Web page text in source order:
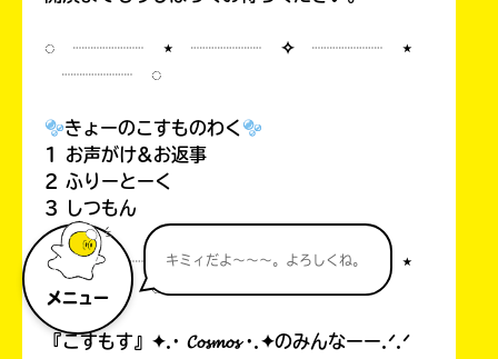
メニュー
キミィだよ～～～。よろしくね。
◌ ┈┈┈┈ ⋆ ┈┈┈┈ ✧ ┈┈┈┈ ⋆
┈┈┈┈ ◌
きょーのこすものわく
1 お声がけ&お返事
2 ふりーとーく
3 しつもん
◌ ┈┈┈┈ ⋆ ┈┈┈┈ ✧ ┈┈┈┈ ⋆
┈┈┈┈ ◌
『こすもす』✦.· 𝓒𝓸𝓼𝓶𝓸𝓼 ·.✦のみんなーー.ᐟ.ᐟ